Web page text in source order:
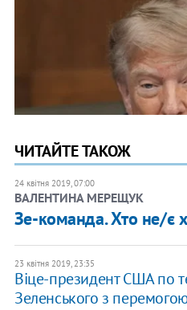
ЧИТАЙТЕ ТАКОЖ
24 квітня 2019, 07:00
ВАЛЕНТИНА МЕРЕЩУК
Зе-команда. Хто не/є
23 квітня 2019, 23:35
Віце-президент США по
Зеленського з